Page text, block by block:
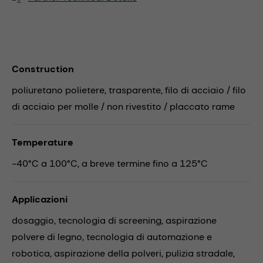
Construction
poliuretano polietere, trasparente, filo di acciaio / filo
di acciaio per molle / non rivestito / placcato rame
Temperature
-40°C a 100°C, a breve termine fino a 125°C
Applicazioni
dosaggio,tecnologia di screening, aspirazione
polvere di legno,tecnologia di automazione e
robotica, aspirazione della polveri, pulizia stradale,